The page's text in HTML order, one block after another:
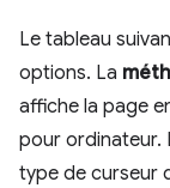
Le tableau
options. La
affiche la page
pour ordinateur.
type de curseur